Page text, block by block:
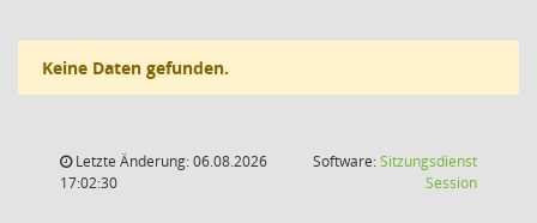
Keine Daten gefunden.
Letzte Änderung: 06.08.2026
17:02:30
Software:Sitzungsdienst
Session(Wird in